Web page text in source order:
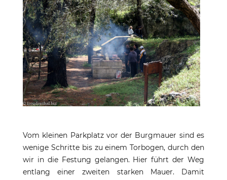
Vom kleinen Parkplatz vor der Burgmauer sind es
wenige Schritte bis zu einem Torbogen, durch den
wir in die Festung gelangen. Hier führt der Weg
entlang einer zweiten starken Mauer. Damit